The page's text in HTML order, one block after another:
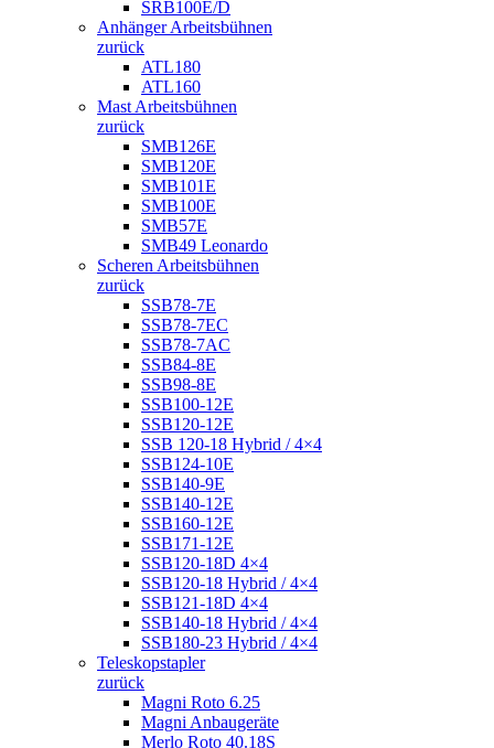
SRB100E/D
Anhänger Arbeitsbühnen
zurück
ATL180
ATL160
Mast Arbeitsbühnen
zurück
SMB126E
SMB120E
SMB101E
SMB100E
SMB57E
SMB49 Leonardo
Scheren Arbeitsbühnen
zurück
SSB78-7E
SSB78-7EC
SSB78-7AC
SSB84-8E
SSB98-8E
SSB100-12E
SSB120-12E
SSB 120-18 Hybrid / 4×4
SSB124-10E
SSB140-9E
SSB140-12E
SSB160-12E
SSB171-12E
SSB120-18D 4×4
SSB120-18 Hybrid / 4×4
SSB121-18D 4×4
SSB140-18 Hybrid / 4×4
SSB180-23 Hybrid / 4×4
Teleskopstapler
zurück
Magni Roto 6.25
Magni Anbaugeräte
Merlo Roto 40.18S